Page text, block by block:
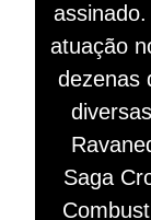
atuação
dezenas
Saga